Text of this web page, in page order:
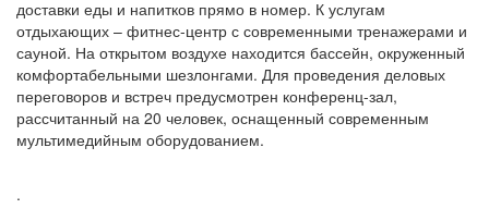
доставки еды и напитков прямо в номер. К услугам
отдыхающих – фитнес-центр с современными тренажерами и
сауной. На открытом воздухе находится бассейн, окруженный
комфортабельными шезлонгами. Для проведения деловых
переговоров и встреч предусмотрен конференц-зал,
рассчитанный на 20 человек, оснащенный современным
мультимедийным оборудованием.
.